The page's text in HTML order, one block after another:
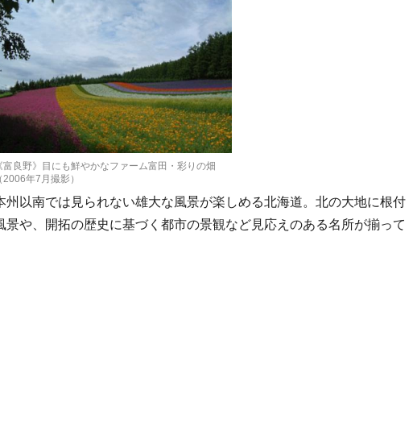
《富良野》目にも鮮やかなファーム富田・彩りの畑
（2006年7月撮影）
州以南では見られない雄大な風景が楽しめる北海道。北の大地に根付
景や、開拓の歴史に基づく都市の景観など見応えのある名所が揃って